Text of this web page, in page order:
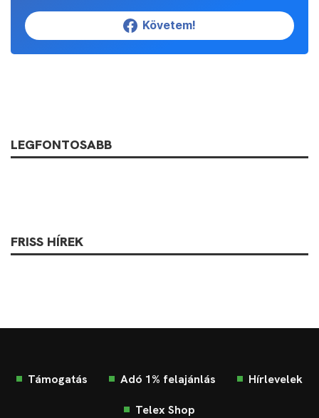
Követem!
LEGFONTOSABB
FRISS HÍREK
Támogatás Adó 1% felajánlás Hírlevelek
Telex Shop